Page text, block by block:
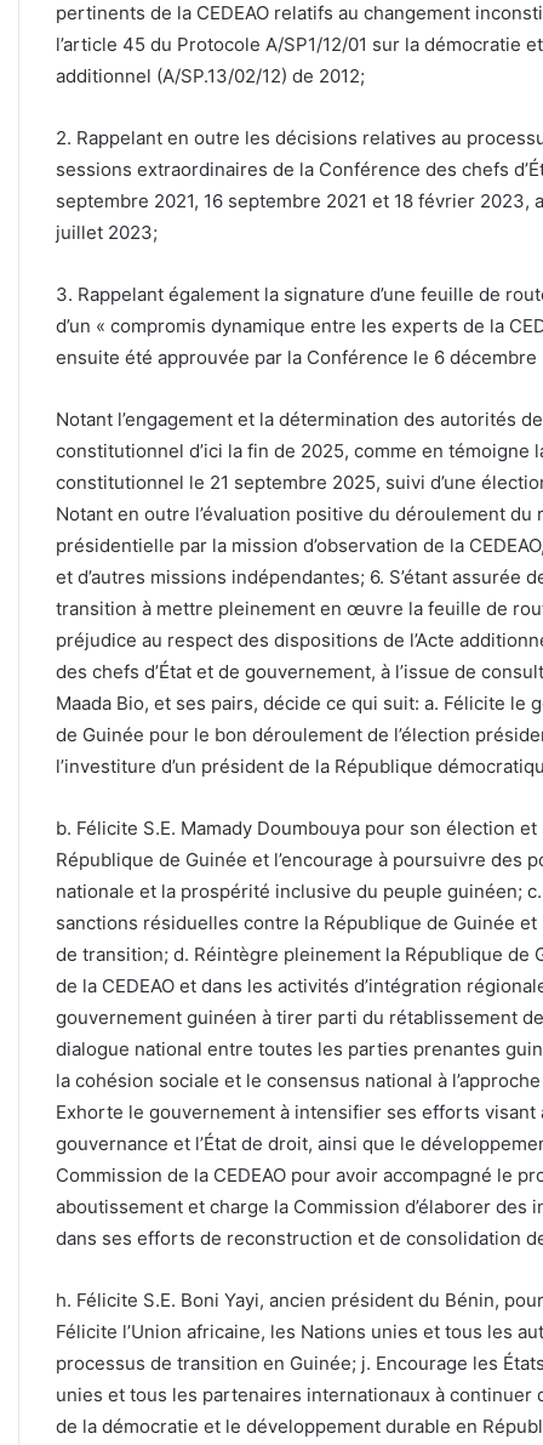
pertinents de la CEDEAO relatifs au changement
l’article 45 du Protocole A/SP1/12/01 sur la démocratie
additionnel (A/SP.13/02/12) de 2012;
2. Rappelant en outre les décisions relatives au
sessions extraordinaires de la Conférence des chefs
septembre 2021, 16 septembre 2021 et 18 février
juillet 2023;
3. Rappelant également la signature d’une feuille de
d’un « compromis dynamique entre les experts de la
ensuite été approuvée par la Conférence le 6 décembre
Notant l’engagement et la détermination des autorités
constitutionnel d’ici la fin de 2025, comme en témoigne
constitutionnel le 21 septembre 2025, suivi d’une
Notant en outre l’évaluation positive du déroulement
présidentielle par la mission d’observation de la
et d’autres missions indépendantes; 6. S’étant assurée
transition à mettre pleinement en œuvre la feuille de
préjudice au respect des dispositions de l’Acte
des chefs d’État et de gouvernement, à l’issue de
Maada Bio, et ses pairs, décide ce qui suit: a. Félicite
de Guinée pour le bon déroulement de l’élection
l’investiture d’un président de la République
b. Félicite S.E. Mamady Doumbouya pour son élection
République de Guinée et l’encourage à poursuivre des
nationale et la prospérité inclusive du peuple guinéen;
sanctions résiduelles contre la République de Guinée
de transition; d. Réintègre pleinement la République de
de la CEDEAO et dans les activités d’intégration
gouvernement guinéen à tirer parti du rétablissement
dialogue national entre toutes les parties prenantes
la cohésion sociale et le consensus national à
Exhorte le gouvernement à intensifier ses efforts
gouvernance et l’État de droit, ainsi que le
Commission de la CEDEAO pour avoir accompagné le
aboutissement et charge la Commission d’élaborer
dans ses efforts de reconstruction et de consolidation
h. Félicite S.E. Boni Yayi, ancien président du Bénin,
Félicite l’Union africaine, les Nations unies et tous les
processus de transition en Guinée; j. Encourage les
unies et tous les partenaires internationaux à
de la démocratie et le développement durable en